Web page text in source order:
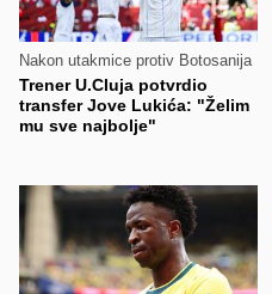
Nakon utakmice protiv Botosanija
Trener U.Cluja potvrdio
transfer Jove Lukića: "Želim
mu sve najbolje"